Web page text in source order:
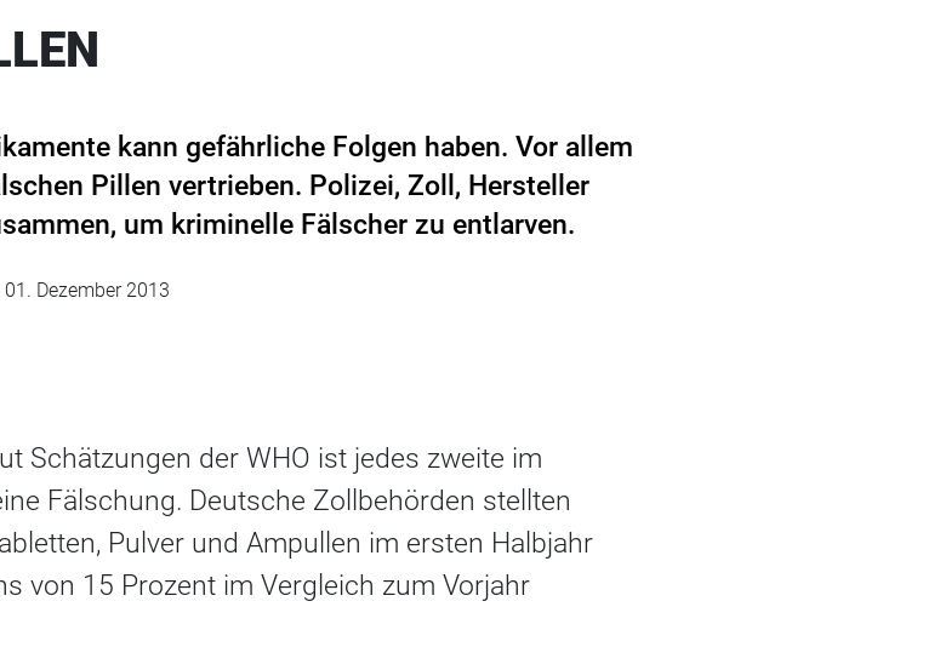
kann gefährliche Folgen haben. Vor allem
Pillen vertrieben. Polizei, Zoll, Hersteller
um kriminelle Fälscher zu entlarven.
01. Dezember 2013
Schätzungen der WHO ist jedes zweite im
Fälschung. Deutsche Zollbehörden stellten
Pulver und Ampullen im ersten Halbjahr
von 15 Prozent im Vergleich zum Vorjahr